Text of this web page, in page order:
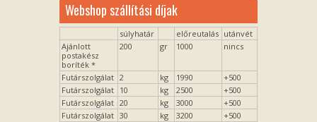
Webshop szállítási díjak
súlyhatár előreutalás utánvét
Ajánlott
postakész
boríték *
200 gr 1000 nincs
Futárszolgálat 2 kg 1990
+500
Futárszolgálat 10 kg 2500
+500
Futárszolgálat 20 kg 3000
+500
Futárszolgálat 30 kg 3200
+500